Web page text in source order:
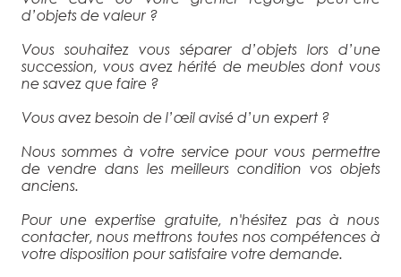
d’objets de valeur ?
Vous souhaitez vous séparer d’objets lors d’une
succession, vous avez hérité de meubles dont vous
ne savez que faire ?
Vous avez besoin de l’œil avisé d’un expert ?
Nous sommes à votre service pour vous permettre
de vendre dans les meilleurs condition vos objets
anciens.
Pour une expertise gratuite, n'hésitez pas à nous
contacter, nous mettrons toutes nos compétences à
votre disposition pour satisfaire votre demande.